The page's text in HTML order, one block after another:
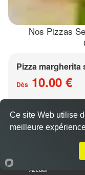
Nos Pizzas
Pizza margherita
Dès 10.00 €
Base sauce
Accueil
Ce site Web utilise
meilleure